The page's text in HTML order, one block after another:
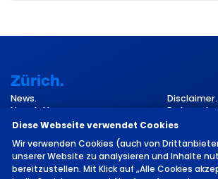
Zürich.
News.
Newsletter.
Kontakt.
Disclaimer.
Impressum.
Diese Webseite verwendet Cookies
Wir verwenden Cookies (auch von
unserer Website zu analysieren und Inhalte
bereitzustellen. Mit Klick auf „Alle Cookies